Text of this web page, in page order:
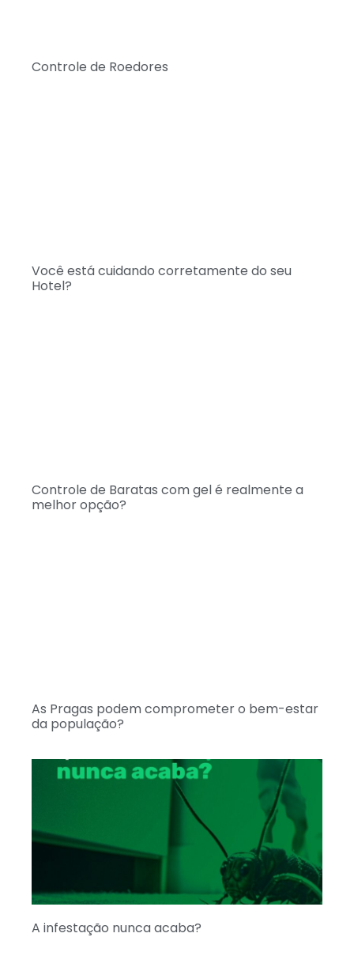
Controle de Roedores
Você está cuidando corretamente do seu
Hotel?
Controle de Baratas com gel é realmente a
melhor opção?
As Pragas podem comprometer o bem-estar
da população?
A infestação nunca acaba?